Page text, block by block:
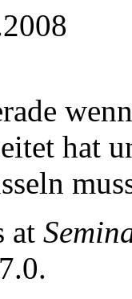
hat
at